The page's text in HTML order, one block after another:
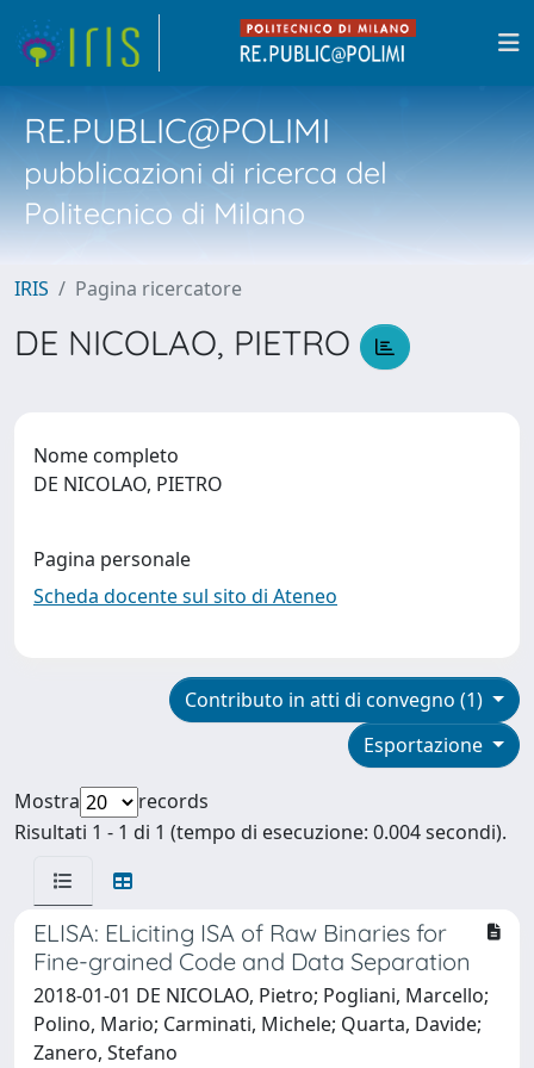
RE.PUBLIC@POLIMI
pubblicazioni di ricerca del
Politecnico di Milano
IRIS Pagina ricercatore
DE NICOLAO, PIETRO
Nome completo
DE NICOLAO, PIETRO
Pagina personale
Scheda docente sul sito di Ateneo
Contributo in atti di convegno (1)
Esportazione
Mostra
records
Risultati 1 - 1 di 1 (tempo di esecuzione: 0.004 secondi).
ELISA: ELiciting ISA of Raw Binaries for
Fine-grained Code and Data Separation
2018-01-01 DE NICOLAO, Pietro; Pogliani, Marcello;
Polino, Mario; Carminati, Michele; Quarta, Davide;
Zanero, Stefano